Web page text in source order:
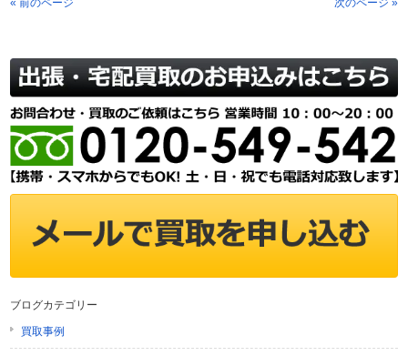
ブログカテゴリー
買取事例